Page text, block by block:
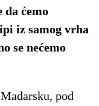
da ćemo
iz samog vrha
se nećemo
pod